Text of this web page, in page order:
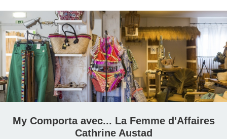
My Comporta avec... La Femme d'Affaires
Cathrine Austad